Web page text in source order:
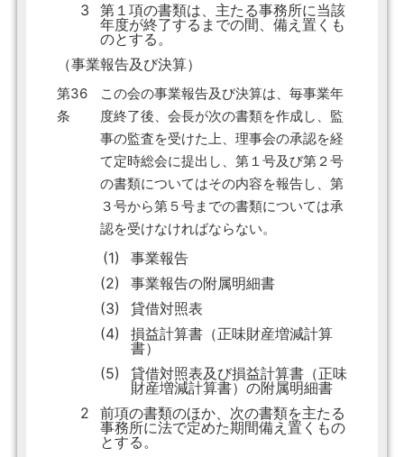
3
第１項の書類は、主たる事務所に当該
年度が終了するまでの間、備え置くも
のとする。
（事業報告及び決算）
第36
条
この会の事業報告及び決算は、毎事業年
度終了後、会長が次の書類を作成し、監
事の監査を受けた上、理事会の承認を経
て定時総会に提出し、第１号及び第２号
の書類についてはその内容を報告し、第
３号から第５号までの書類については承
認を受けなければならない。
(1)
事業報告
(2)
事業報告の附属明細書
(3)
貸借対照表
(4)
損益計算書（正味財産増減計算
書）
(5)
貸借対照表及び損益計算書（正味
財産増減計算書）の附属明細書
2
前項の書類のほか、次の書類を主たる
事務所に法で定めた期間備え置くもの
とする。